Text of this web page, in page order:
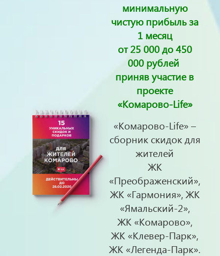
минимальную
чистую прибыль за
1 месяц
от 25 000 до 450
000 рублей
приняв участие в
проекте
«Комарово-Life»
«Комарово-Life» –
сборник скидок для
жителей
ЖК
«Преображенский»,
ЖК «Гармония», ЖК
«Ямальский-2»,
ЖК «Комарово»,
ЖК «Клевер-Парк»,
ЖК «Легенда-Парк».